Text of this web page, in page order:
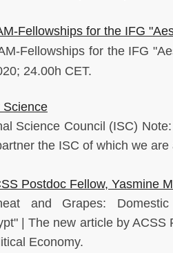
Fellowships for the IFG
Fellowships for the IFG
24.00h CET.
Science
Science Council (ISC)
the ISC of which we are
Postdoc Fellow, Yasmine
and Grapes: Domestic
| The new article by ACSS
Economy.